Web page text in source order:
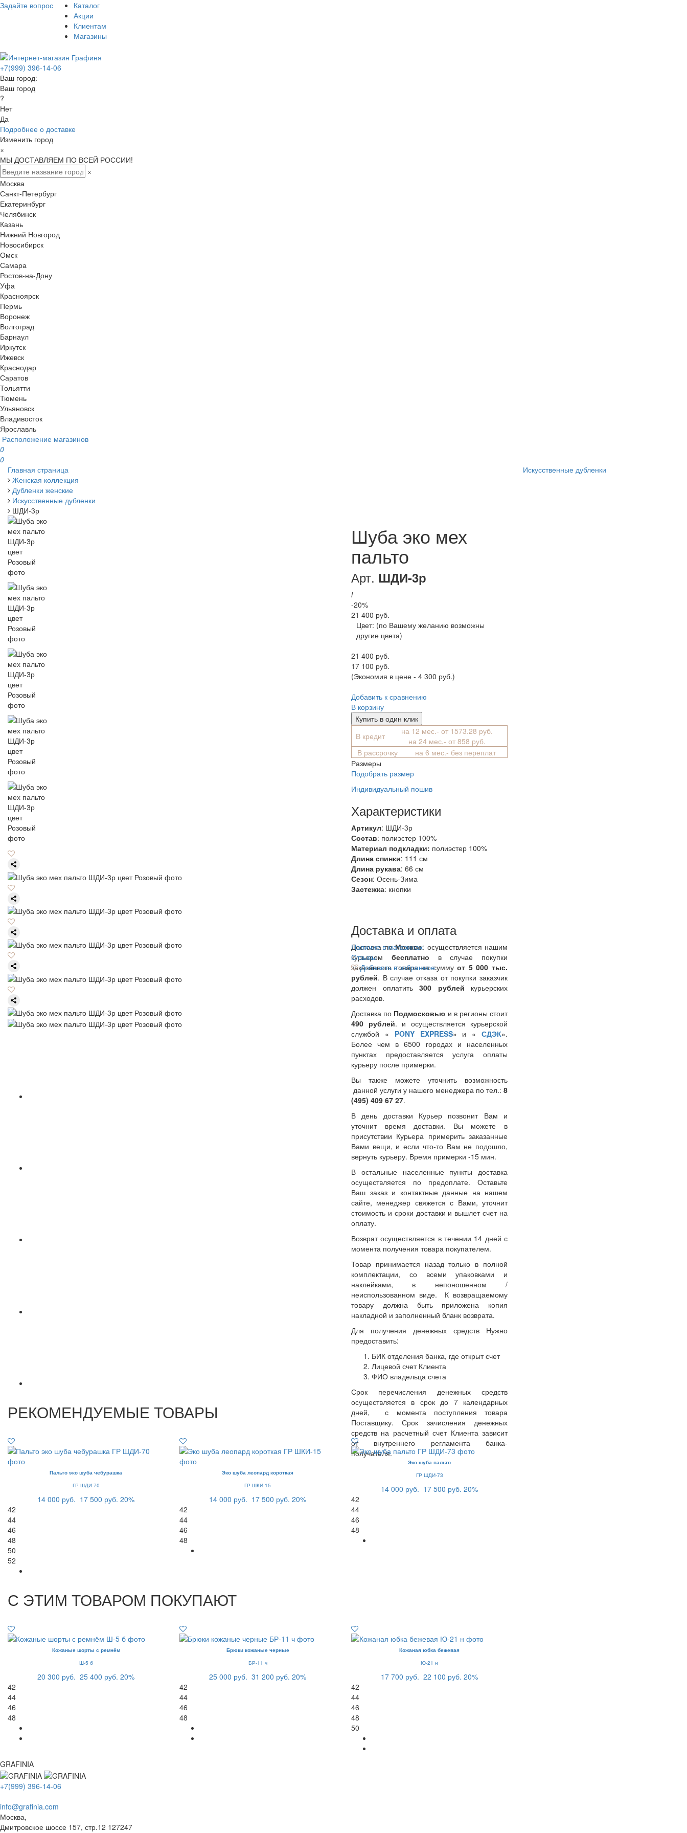
Задайте вопрос
Каталог
Акции
Клиентам
Магазины
+7(999) 396-14-06
Ваш город:
Ваш город
?
Нет
Да
Подробнее о доставке
Изменить город
×
МЫ ДОСТАВЛЯЕМ ПО ВСЕЙ РОССИИ!
×
Москва
Санкт-Петербург
Екатеринбург
Челябинск
Казань
Нижний Новгород
Новосибирск
Омск
Самара
Ростов-на-Дону
Уфа
Красноярск
Пермь
Воронеж
Волгоград
Барнаул
Иркутск
Ижевск
Краснодар
Саратов
Тольятти
Тюмень
Ульяновск
Владивосток
Ярославль
Расположение магазинов
0
0
Главная страница
Женская коллекция
Дубленки женские
Искусственные дубленки
ШДИ-3р
Шуба эко мех
пальто
Арт. ШДИ-3р
i
-20%
21 400 руб.
Цвет: (по Вашему желанию возможны
другие цвета)
21 400 руб.
17 100 руб.
(Экономия в цене - 4 300 руб.)
Добавить к сравнению
В корзину
Купить в один клик
В кредит
на 12 мес.- от 1573.28 руб.
на 24 мес.- от 858 руб.
В рассрочку
на 6 мес.- без переплат
Размеры
Подобрать размер
Индивидуальный пошив
Характеристики
Артикул: ШДИ-3р
Состав: полиэстер 100%
Материал подкладки: полиэстер 100%
Длина спинки: 111 см
Длина рукава: 66 см
Сезон: Осень-Зима
Застежка: кнопки
Доставка и оплата
Доставка поМоскве: осуществляется нашим
курьером бесплатно в случае покупки
заказанного товара на суммуот 5 000 тыс.
рублей. В случае отказа от покупки заказчик
должен оплатить 300 рублей курьерских
расходов.
Доставка по Подмосковью и в регионы стоит
490 рублей. и осуществляется курьерской
службой « PONY EXPRESS» и «СДЭК».
Более чем в 6500 городах и населенных
пунктах предоставляется услуга оплаты
курьеру после примерки.
Вы также можете уточнить возможность
данной услуги у нашего менеджера по тел.: 8
(495) 409 67 27.
В день доставки Курьер позвонит Вам и
уточнит время доставки. Вы можете в
присутствии Курьера примерить заказанные
Вами вещи, и если что-то Вам не подошло,
вернуть курьеру. Время примерки -15 мин.
В остальные населенные пункты доставка
осуществляется по предоплате. Оставьте
Ваш заказ и контактные данные на нашем
сайте, менеджер свяжется с Вами, уточнит
стоимость и сроки доставки и вышлет счет на
оплату.
Возврат осуществляется в течении 14 дней с
момента получения товара покупателем.
Товар принимается назад только в полной
комплектации, со всеми упаковками и
наклейками, в непоношенном /
неиспользованном виде. К возвращаемому
товару должна быть приложена копия
накладной и заполненный бланк возврата.
Для получения денежных средств Нужно
предоставить:
БИК отделения банка, где открыт счет
Лицевой счет Клиента
ФИО владельца счета
Срок перечисления денежных средств
осуществляется в срок до 7 календарных
дней, с момента поступления товара
Поставщику. Срок зачисления денежных
средств на расчетный счет Клиента зависит
от внутреннего регламента банка-
получателя.
Наличие в магазинах
Отзывы
Добавить в избранное
РЕКОМЕНДУЕМЫЕ ТОВАРЫ
Пальто эко шуба чебурашка
ГР ШДИ-70
14 000 руб. 17 500 руб. 20%
42
44
46
48
50
52
Эко шуба леопард короткая
ГР ШКИ-15
14 000 руб. 17 500 руб. 20%
42
44
46
48
Эко шуба пальто
ГР ШДИ-73
14 000 руб. 17 500 руб. 20%
42
44
46
48
С ЭТИМ ТОВАРОМ ПОКУПАЮТ
Кожаные шорты с ремнём
Ш-5 б
20 300 руб. 25 400 руб. 20%
42
44
46
48
Брюки кожаные черные
БР-11 ч
25 000 руб. 31 200 руб. 20%
42
44
46
48
Кожаная юбка бежевая
Ю-21 н
17 700 руб. 22 100 руб. 20%
42
44
46
48
50
Искусственные дубленки
GRAFINIA
+7(999) 396-14-06
info@grafinia.com
Москва,
Дмитровское шоссе 157, стр.12 127247